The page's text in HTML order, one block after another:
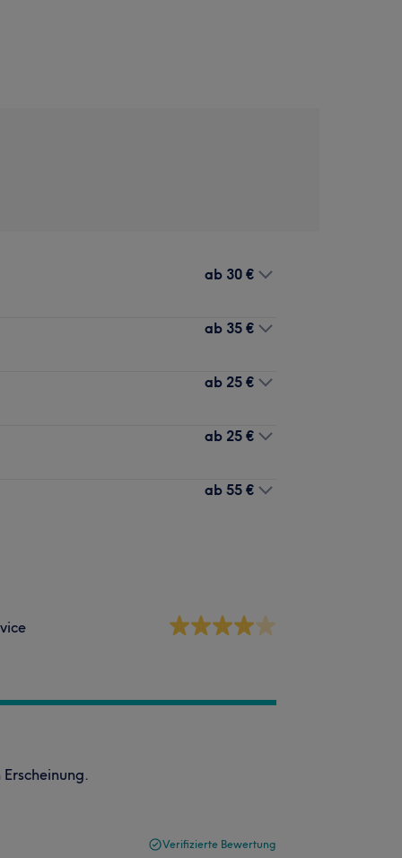
ab 30 €
ab 35 €
ab 25 €
ab 25 €
ab 55 €
Verifizierte Bewertung